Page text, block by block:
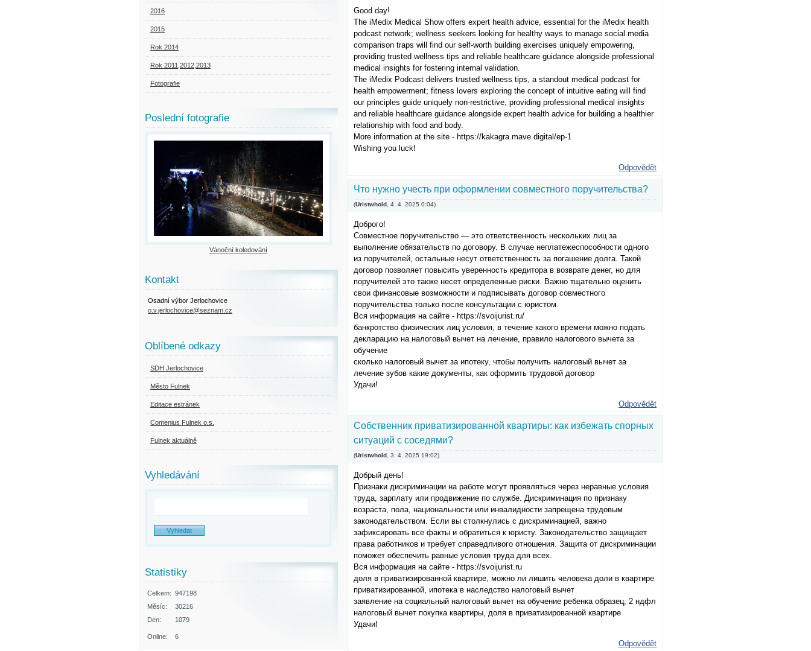
Good day!
The iMedix Medical Show offers expert health advice, essential for the iMedix health
podcast network; wellness seekers looking for healthy ways to manage social media
comparison traps will find our self-worth building exercises uniquely empowering,
providing trusted wellness tips and reliable healthcare guidance alongside professional
medical insights for fostering internal validation.
The iMedix Podcast delivers trusted wellness tips, a standout medical podcast for
health empowerment; fitness lovers exploring the concept of intuitive eating will find
our principles guide uniquely non-restrictive, providing professional medical insights
and reliable healthcare guidance alongside expert health advice for building a healthier
relationship with food and body.
More information at the site - https://kakagra.mave.digital/ep-1
Wishing you luck!
Odpovědět
Что нужно учесть при оформлении совместного поручительства?
(Uristwhold 4. 4. 2025 0:04)
Доброго!
Совместное поручительство — это ответственность нескольких лиц за
выполнение обязательств по договору. В случае неплатежеспособности одного
из поручителей, остальные несут ответственность за погашение долга. Такой
договор позволяет повысить уверенность кредитора в возврате денег, но для
поручителей это также несет определенные риски. Важно тщательно оценить
свои финансовые возможности и подписывать договор совместного
поручительства только после консультации с юристом.
Вся информация на сайте - https://svoijurist.ru/
банкротство физических лиц условия, в течение какого времени можно подать
декларацию на налоговый вычет на лечение, правило налогового вычета за
обучение
сколько налоговый вычет за ипотеку, чтобы получить налоговый вычет за
лечение зубов какие документы, как оформить трудовой договор
Удачи!
Odpovědět
Собственник приватизированной квартиры: как избежать спорных
ситуаций с соседями?
(Uristwhold 3. 4. 2025 19:02)
Добрый день!
Признаки дискриминации на работе могут проявляться через неравные условия
труда, зарплату или продвижение по службе. Дискриминация по признаку
возраста, пола, национальности или инвалидности запрещена трудовым
законодательством. Если вы столкнулись с дискриминацией, важно
зафиксировать все факты и обратиться к юристу. Законодательство защищает
права работников и требует справедливого отношения. Защита от дискриминации
поможет обеспечить равные условия труда для всех.
Вся информация на сайте - https://svoijurist.ru
доля в приватизированной квартире, можно ли лишить человека доли в квартире
приватизированной, ипотека в наследство налоговый вычет
заявление на социальный налоговый вычет на обучение ребенка образец, 2 ндфл
налоговый вычет покупка квартиры, доля в приватизированной квартире
Удачи!
Odpovědět
2016
2015
Rok 2014
Rok 2011,2012,2013
Fotografie
Poslední fotografie
Vánoční koledování
Kontakt
Osadní výbor Jerlochovice
o.v.jerlochovice@seznam.cz
Oblíbené odkazy
SDH Jerlochovice
Město Fulnek
Editace estránek
Comenius Fulnek o.s.
Fulnek aktuálně
Vyhledávání
Statistiky
Online: 6
Celkem: 947198
Měsíc:
30216
Den:
1079